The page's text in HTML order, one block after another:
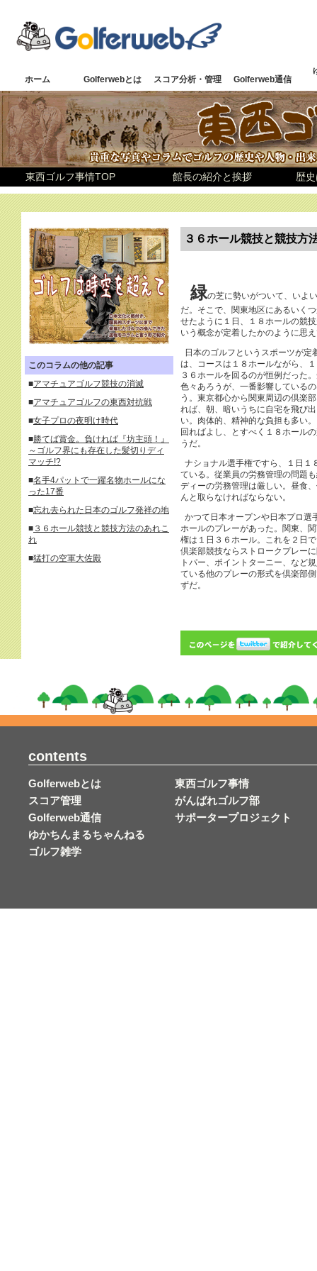
ホーム Golferwebとは スコア分析・管理 Golferweb通信
東西ゴルフ事情TOP 館長の紹介と挨拶 歴
このコラムの他の記事
■アマチュアゴルフ競技の消滅
■アマチュアゴルフの東西対抗戦
■女子プロの夜明け時代
■勝てば賞金。負ければ『坊主頭！』
～ゴルフ界にも存在した髪切りディ
マッチ!?
■名手4パットで一躍名物ホールにな
った17番
■忘れ去られた日本のゴルフ発祥の地
■ ３６ホール競技と競技方法のあれこ
れ
■猛打の空軍大佐殿
３６ホール競技と競技方
緑の芝に勢いがついて、いよ
だ。そこで、関東地区にあるいく
せたように１日、１８ホールの競
いう概念が定着したかのように思
日本のゴルフというスポーツが定
は、コースは１８ホールながら、
３６ホールを回るのが恒例だった
色々あろうが、一番影響している
う。東京都心から関東周辺の倶楽
れば、朝、暗いうちに自宅を飛び
い。肉体的、精神的な負担も多い
回ればよし、とすべく１８ホール
うだ。
ナショナル選手権ですら、１日１
ている。従業員の労務管理の問題
ディーの労務管理は厳しい。昼食
んと取らなければならない。
かつて日本オープンや日本プロ選
ホールのプレーがあった。関東、
権は１日３６ホール。これを２日
倶楽部競技ならストロークプレー
トパー、ポイントターニー、など
ている他のプレーの形式を倶楽部
ずだ。
contents
Golferwebとは
スコア管理
Golferweb通信
ゆかちんまるちゃんねる
ゴルフ雑学
東西ゴルフ事情
がんばれゴルフ部
サポータープロジェクト